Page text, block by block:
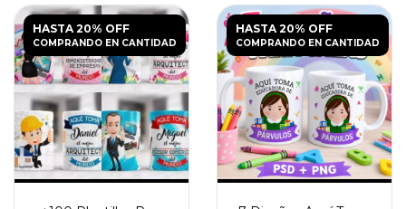
HASTA 20% OFF
COMPRANDO EN CANTIDAD
HASTA 20% OFF
COMPRANDO EN CANTIDAD